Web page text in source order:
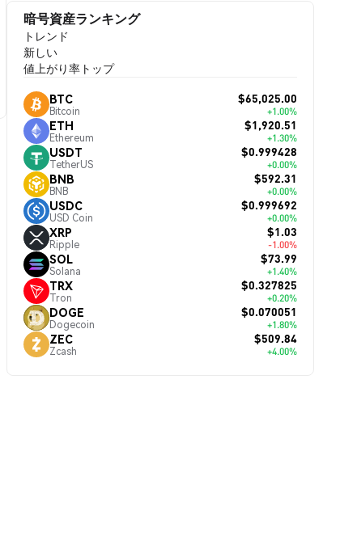
暗号資産ランキング
トレンド
新しい
値上がり率トップ
BTC
Bitcoin
$65,025.00
+1.00%
ETH
Ethereum
$1,920.51
+1.30%
USDT
TetherUS
$0.999428
+0.00%
BNB
BNB
$592.31
+0.00%
USDC
USD Coin
$0.999692
+0.00%
XRP
Ripple
$1.03
-1.00%
SOL
Solana
$73.99
+1.40%
TRX
Tron
$0.327825
+0.20%
DOGE
Dogecoin
$0.070051
+1.80%
ZEC
Zcash
$509.84
+4.00%